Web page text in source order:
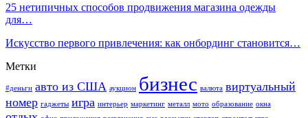
25 нетипичных способов продвижения магазина одежды
для…
Искусство первого привлечения: как онбординг становится…
Метки
#деньги авто из США аукцион бизнес валюта виртуальный
номер гаджеты игра интерьер маркетинг металл мото образование окна